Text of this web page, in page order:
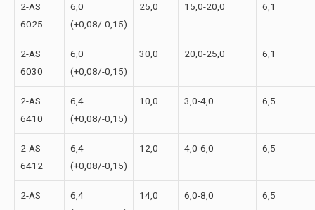
2-АS
6025
6,0
(+0,08/-0,15)
25,0 15,0-20,0 6,1
2-АS
6030
6,0
(+0,08/-0,15)
30,0 20,0-25,0 6,1
2-АS
6410
6,4
(+0,08/-0,15)
10,0 3,0-4,0 6,5
2-АS
6412
6,4
(+0,08/-0,15)
12,0 4,0-6,0 6,5
2-АS
6,4
14,0 6,0-8,0 6,5